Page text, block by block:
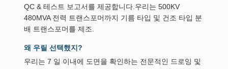
QC & 테스트 보고서를 제공합니다.우리는 500KV
480MVA 전력 트랜스포머까지 기름 타입 및 건조 타입 분
배 트랜스포머를 제조.
왜 우릴 선택했지?
우리는 7 일 이내에 도면을 확인하는 전문적인 드로잉 및